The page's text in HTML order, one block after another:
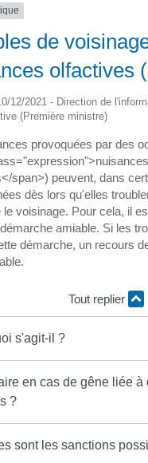
de
olfactives
12/2021 - Direction de
(Première ministre)
provoquées par des
span>) peuvent, dans
dès lors qu'elles
le voisinage. Pour cela, il
amiable. Si les
démarche, un recours
Tout replier
s'agit-il ?
en cas de gêne liée à
?
sont les sanctions